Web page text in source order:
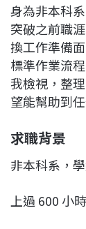
k
身為非本科
突破之前職
換工作準備
標準作業流
我檢視，整
望能幫助到
求職背景
非本科系，
上過 600 小